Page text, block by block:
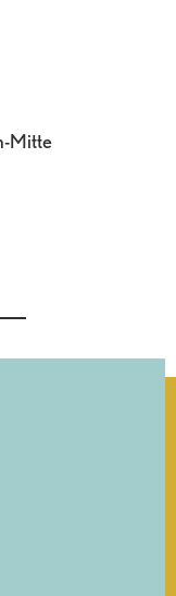
Mitte